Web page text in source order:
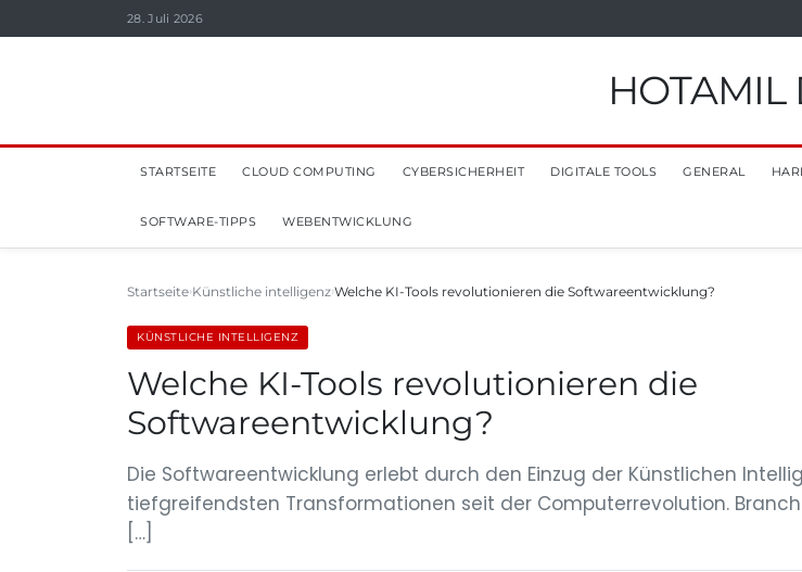
28. Juli 2026
HOTAMIL
STARTSEITE CLOUD COMPUTING CYBERSICHERHEIT DIGITALE TOOLS GENERAL
SOFTWARE-TIPPS WEBENTWICKLUNG
Startseite Künstliche intelligenz Welche KI-Tools revolutionieren die Softwareentwicklung?
KÜNSTLICHE INTELLIGENZ
Welche KI-Tools revolutionieren die
Softwareentwicklung?
Die Softwareentwicklung erlebt durch den Einzug der Künstlichen
tiefgreifendsten Transformationen seit der Computerrevolution.
[…]